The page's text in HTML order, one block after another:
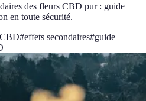
des fleurs CBD pur : guide
en toute sécurité.
#effets secondaires#guide